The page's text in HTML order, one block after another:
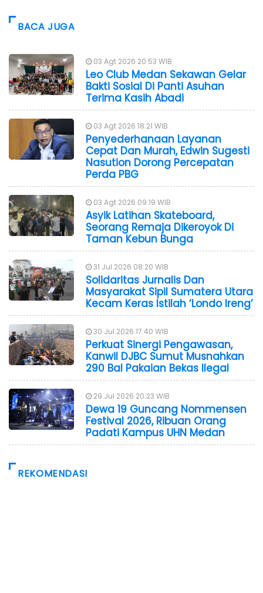
BACA JUGA
03 Agt 2026 20:53 WIB
Leo Club Medan Sekawan Gelar
Bakti Sosial Di Panti Asuhan
Terima Kasih Abadi
03 Agt 2026 18:21 WIB
Penyederhanaan Layanan
Cepat Dan Murah, Edwin Sugesti
Nasution Dorong Percepatan
Perda PBG
03 Agt 2026 09:19 WIB
Asyik Latihan Skateboard,
Seorang Remaja Dikeroyok Di
Taman Kebun Bunga
31 Jul 2026 08:20 WIB
Solidaritas Jurnalis Dan
Masyarakat Sipil Sumatera Utara
Kecam Keras Istilah ‘Londo Ireng’
30 Jul 2026 17:40 WIB
Perkuat Sinergi Pengawasan,
Kanwil DJBC Sumut Musnahkan
290 Bal Pakaian Bekas Ilegal
29 Jul 2026 20:23 WIB
Dewa 19 Guncang Nommensen
Festival 2026, Ribuan Orang
Padati Kampus UHN Medan
REKOMENDASI